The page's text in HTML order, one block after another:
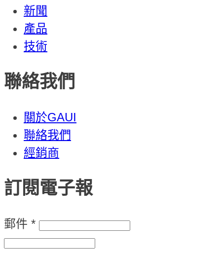
新聞
產品
技術
聯絡我們
關於GAUI
聯絡我們
經銷商
訂閱電子報
郵件 *